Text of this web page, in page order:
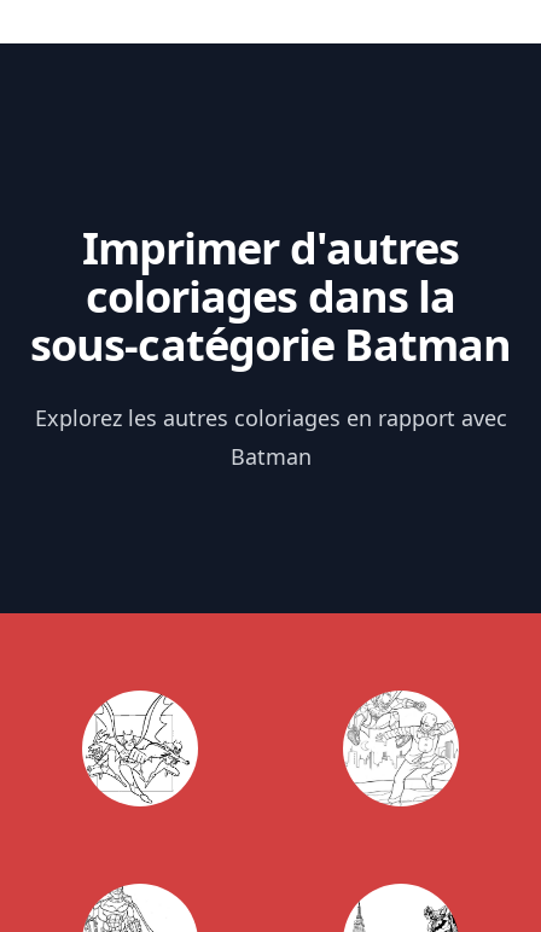
Imprimer d'autres
coloriages dans la
sous-catégorie Batman
Explorez les autres coloriages en rapport avec
Batman